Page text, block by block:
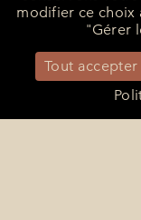
La
Contact
modifier ce choix
"Gérer
Tout accepter